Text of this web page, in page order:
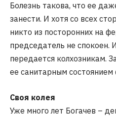
Болезнь такова, что ее
занести. И хотя со всех
никто из посторонних на
председатель не спокоен.
передается колхозникам.
ее санитарным состоянием
Своя колея
Уже много лет Богачев –